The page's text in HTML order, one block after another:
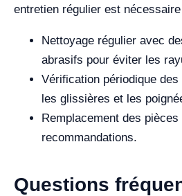
entretien régulier est
Nettoyage régulier avec
abrasifs pour éviter les
Vérification périodique
les glissières et les
Remplacement des
recommandations.
Questions